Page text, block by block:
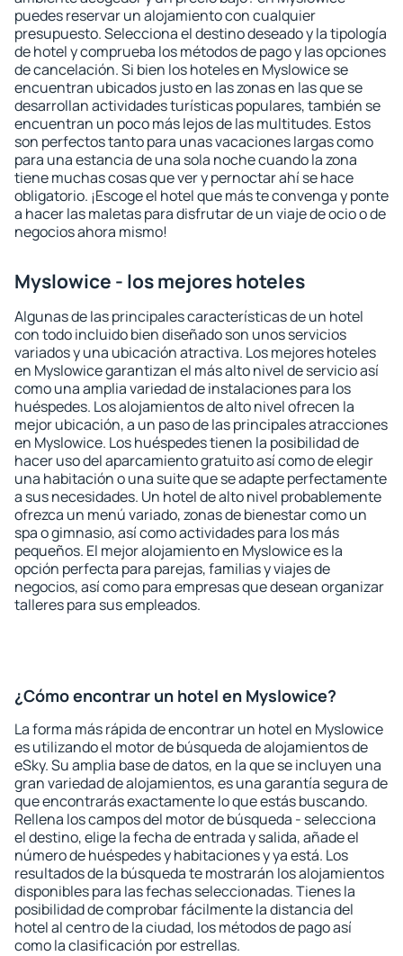
puedes reservar un alojamiento con cualquier
presupuesto. Selecciona el destino deseado y la tipología
de hotel y comprueba los métodos de pago y las opciones
de cancelación. Si bien los hoteles en Myslowice se
encuentran ubicados justo en las zonas en las que se
desarrollan actividades turísticas populares, también se
encuentran un poco más lejos de las multitudes. Estos
son perfectos tanto para unas vacaciones largas como
para una estancia de una sola noche cuando la zona
tiene muchas cosas que ver y pernoctar ahí se hace
obligatorio. ¡Escoge el hotel que más te convenga y ponte
a hacer las maletas para disfrutar de un viaje de ocio o de
negocios ahora mismo!
Myslowice - los mejores hoteles
Algunas de las principales características de un hotel
con todo incluido bien diseñado son unos servicios
variados y una ubicación atractiva. Los mejores hoteles
en Myslowice garantizan el más alto nivel de servicio así
como una amplia variedad de instalaciones para los
huéspedes. Los alojamientos de alto nivel ofrecen la
mejor ubicación, a un paso de las principales atracciones
en Myslowice. Los huéspedes tienen la posibilidad de
hacer uso del aparcamiento gratuito así como de elegir
una habitación o una suite que se adapte perfectamente
a sus necesidades. Un hotel de alto nivel probablemente
ofrezca un menú variado, zonas de bienestar como un
spa o gimnasio, así como actividades para los más
pequeños. El mejor alojamiento en Myslowice es la
opción perfecta para parejas, familias y viajes de
negocios, así como para empresas que desean organizar
talleres para sus empleados.
¿Cómo encontrar un hotel en Myslowice?
La forma más rápida de encontrar un hotel en Myslowice
es utilizando el motor de búsqueda de alojamientos de
eSky. Su amplia base de datos, en la que se incluyen una
gran variedad de alojamientos, es una garantía segura de
que encontrarás exactamente lo que estás buscando.
Rellena los campos del motor de búsqueda - selecciona
el destino, elige la fecha de entrada y salida, añade el
número de huéspedes y habitaciones y ya está. Los
resultados de la búsqueda te mostrarán los alojamientos
disponibles para las fechas seleccionadas. Tienes la
posibilidad de comprobar fácilmente la distancia del
hotel al centro de la ciudad, los métodos de pago así
como la clasificación por estrellas.